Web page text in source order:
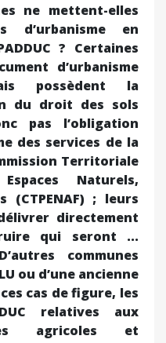
ne mettent-elles
d’urbanisme en
? Certaines
d’urbanisme
possèdent la
du droit des sols
pas l’obligation
des services de la
Territoriale
Naturels,
(CTPENAF) ; leurs
directement
qui seront ...
communes
ou d’une ancienne
cas de figure, les
relatives aux
agricoles et